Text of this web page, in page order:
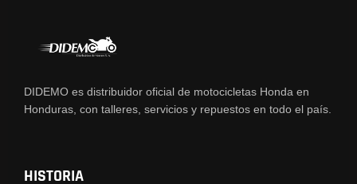
DIDEMO es distribuidor oficial de motocicletas Honda en
Honduras, con talleres, servicios y repuestos en todo el país.
HISTORIA